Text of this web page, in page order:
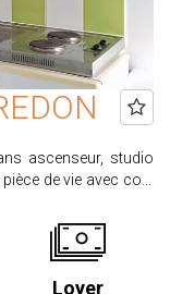
ascenseur, studio
de vie avec coin
communes et la
242.00€ Honoraires
des lieux d'entrée.
Loyer